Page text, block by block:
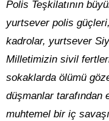
Polis Teşkilatının
yurtsever polis
kadrolar, yurtsever
Milletimizin sivil
sokaklarda ölümü
düşmanlar tarafından
muhtemel bir iç